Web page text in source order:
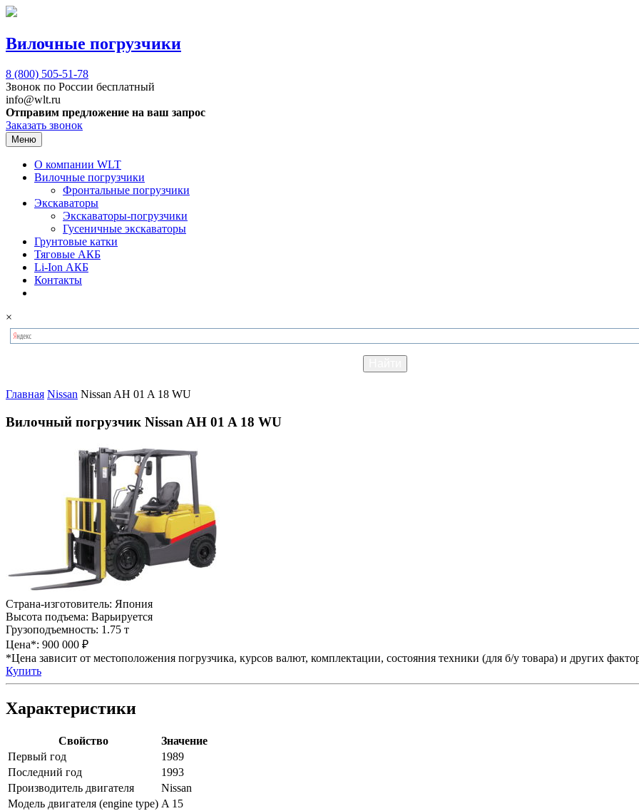
Вилочные погрузчики
8 (800) 505-51-78
Звонок по России бесплатный
info@wlt.ru
Отправим предложение на ваш запрос
Заказать звонок
Меню
О компании WLT
Вилочные погрузчики
Фронтальные погрузчики
Экскаваторы
Экскаваторы-погрузчики
Гусеничные экскаваторы
Грунтовые катки
Тяговые АКБ
Li-Ion АКБ
Контакты
×
Главная Nissan Nissan AH 01 A 18 WU
Вилочный погрузчик Nissan AH 01 A 18 WU
Страна-изготовитель: Япония
Высота подъема: Варьируется
Грузоподъемность: 1.75 т
Цена*: 900 000 ₽
*Цена зависит от местоположения погрузчика, курсов валют, комплектации, состояния техники (для б/у товара) и других
Купить
Характеристики
Свойство
Значение
Первый год
1989
Последний год
1993
Производитель двигателя
Nissan
Модель двигателя (engine type) A 15